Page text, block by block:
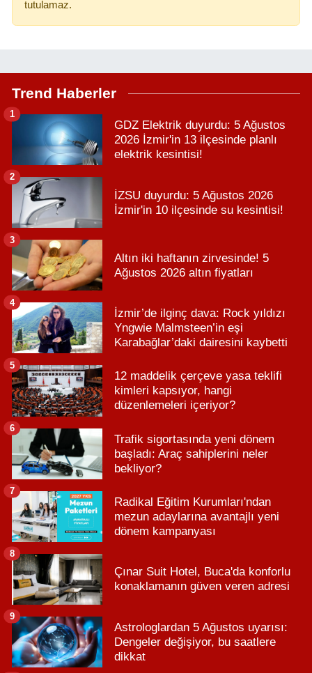
tutulamaz.
Trend Haberler
GDZ Elektrik duyurdu: 5 Ağustos
2026 İzmir'in 13 ilçesinde planlı
elektrik kesintisi!
1
İZSU duyurdu: 5 Ağustos 2026
İzmir'in 10 ilçesinde su kesintisi!
2
Altın iki haftanın zirvesinde! 5
Ağustos 2026 altın fiyatları
3
İzmir’de ilginç dava: Rock yıldızı
Yngwie Malmsteen’in eşi
Karabağlar’daki dairesini kaybetti
4
12 maddelik çerçeve yasa teklifi
kimleri kapsıyor, hangi
düzenlemeleri içeriyor?
5
Trafik sigortasında yeni dönem
başladı: Araç sahiplerini neler
bekliyor?
6
Radikal Eğitim Kurumları'ndan
mezun adaylarına avantajlı yeni
dönem kampanyası
7
Çınar Suit Hotel, Buca'da konforlu
konaklamanın güven veren adresi
8
Astrologlardan 5 Ağustos uyarısı:
Dengeler değişiyor, bu saatlere
dikkat
9